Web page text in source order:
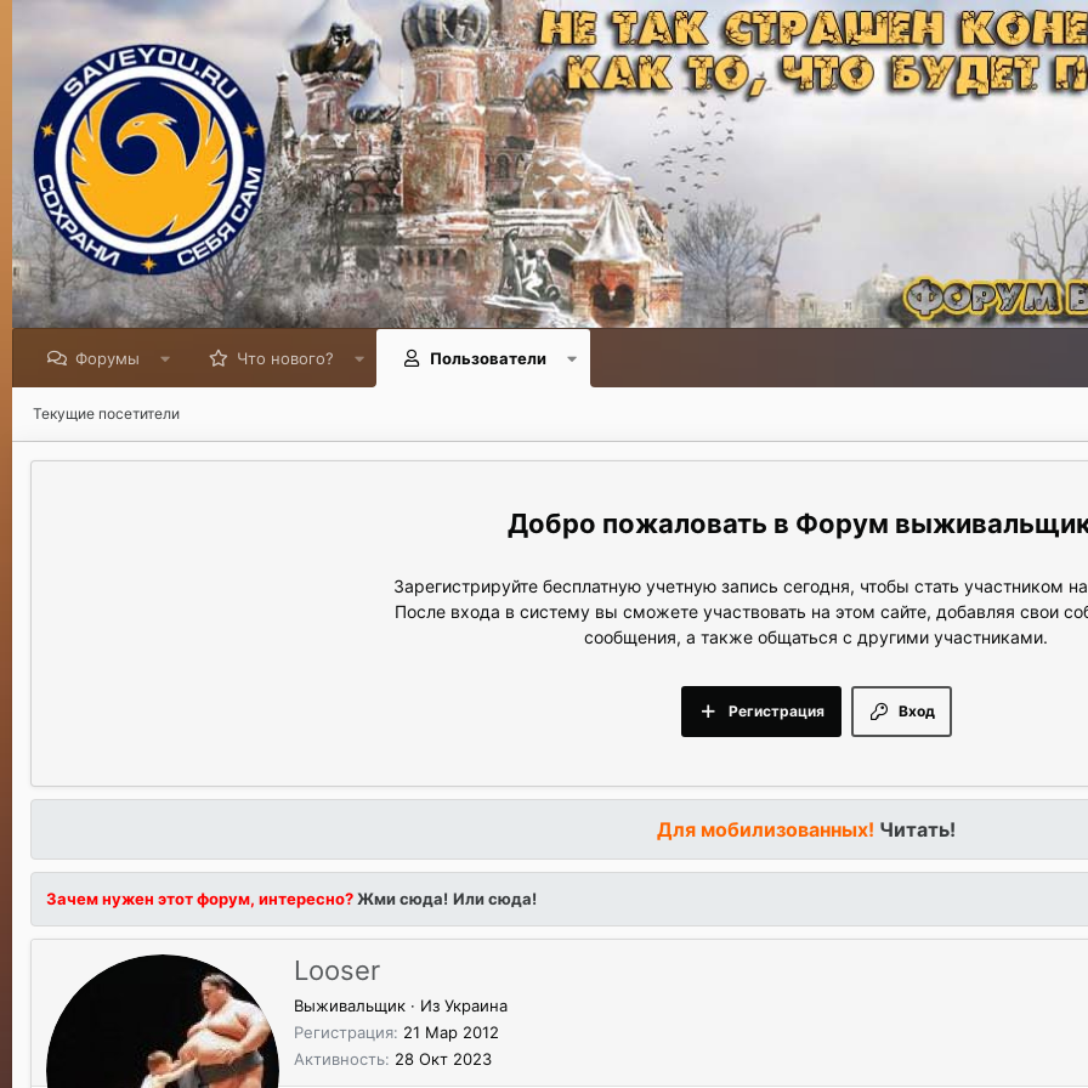
Форумы Что нового? Пользователи
Текущие посетители
Форум
Зарегистрируйте бесплатную учетную запись сегодня, чтобы стать участником
После входа в систему вы сможете участвовать на этом сайте, добавляя свои
сообщения, а также общаться с другими участниками.
Вход
Регистрация
Для мобилизованных! Читать!
Зачем нужен этот форум, интересно?Жми сюда! Или сюда!
Looser
Выживальщик · Из Украина
Регистрация 21 Мар 2012
Активность 28 Окт 2023